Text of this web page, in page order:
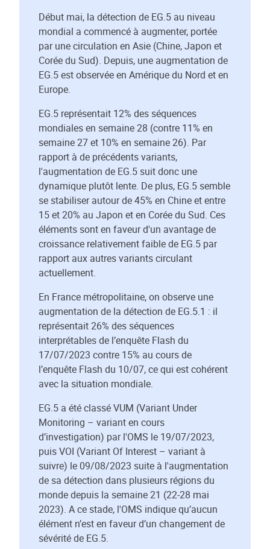
Début mai, la détection de EG.5 au niveau
mondial a commencé à augmenter, portée
par une circulation en Asie (Chine, Japon et
Corée du Sud). Depuis, une augmentation de
EG.5 est observée en Amérique du Nord et en
Europe.
EG.5 représentait 12% des séquences
mondiales en semaine 28 (contre 11% en
semaine 27 et 10% en semaine 26). Par
rapport à de précédents variants,
l'augmentation de EG.5 suit donc une
dynamique plutôt lente. De plus, EG.5 semble
se stabiliser autour de 45% en Chine et entre
15 et 20% au Japon et en Corée du Sud. Ces
éléments sont en faveur d'un avantage de
croissance relativement faible de EG.5 par
rapport aux autres variants circulant
actuellement.
En France métropolitaine, on observe une
augmentation de la détection de EG.5.1 : il
représentait 26% des séquences
interprétables de l’enquête Flash du
17/07/2023 contre 15% au cours de
l’enquête Flash du 10/07, ce qui est cohérent
avec la situation mondiale.
EG.5 a été classé VUM (Variant Under
Monitoring – variant en cours
d’investigation) par l'OMS le 19/07/2023,
puis VOI (Variant Of Interest – variant à
suivre) le 09/08/2023 suite à l'augmentation
de sa détection dans plusieurs régions du
monde depuis la semaine 21 (22-28 mai
2023). A ce stade, l'OMS indique qu’aucun
élément n’est en faveur d’un changement de
sévérité de EG.5.